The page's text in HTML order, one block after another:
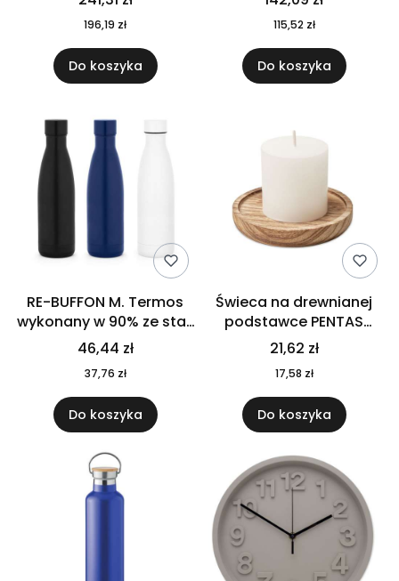
196,19 zł
Do koszyka
115,52 zł
Do koszyka
RE-BUFFON M. Termos
wykonany w 90% ze stali
nierdzewnej
pochodzącej z
recyklingu 520 ml 94294
46,44 zł
37,76 zł
Do koszyka
Świeca na drewnianej
podstawce PENTAS
MO6282-40
21,62 zł
17,58 zł
Do koszyka